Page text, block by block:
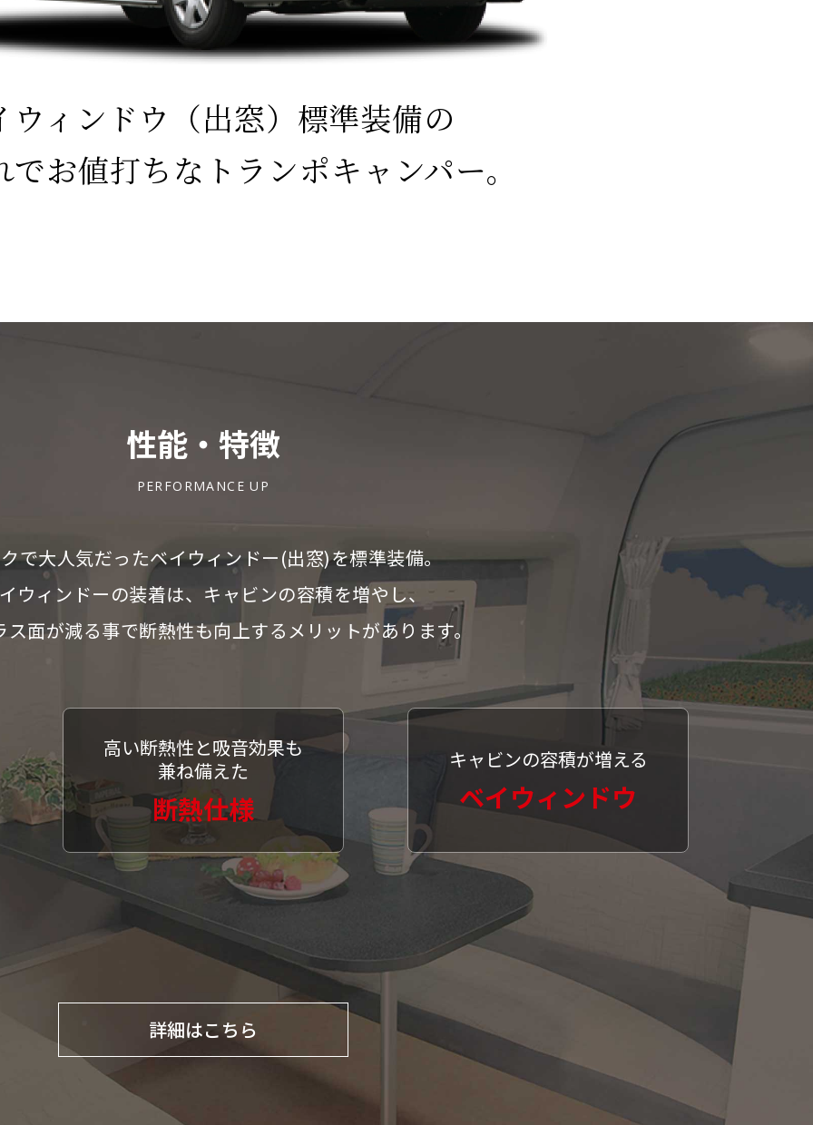
ウィンドウ（出窓）標準装備の
お値打ちなトランポキャンパー。
性能・特徴
PERFORMANCE UP
で大人気だったベイウィンドー(出窓)を標準装備。
ウィンドーの装着は、キャビンの容積を増やし、
ス面が減る事で断熱性も向上するメリットがあります。
高い断熱性と吸音効果も
兼ね備えた
断熱仕様
キャビンの容積が増える
ベイウィンドウ
詳細はこちら